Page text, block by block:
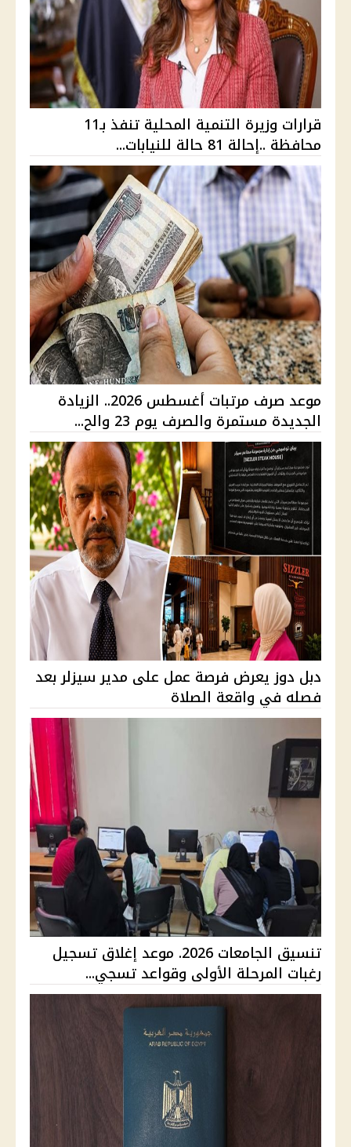
قرارات وزيرة التنمية المحلية تنفذ بـ11
محافظة ..إحالة 81 حالة للنيابات...
موعد صرف مرتبات أغسطس 2026.. الزيادة
الجديدة مستمرة والصرف يوم 23 والح...
دبل دوز يعرض فرصة عمل على مدير سيزلر بعد
فصله في واقعة الصلاة
تنسيق الجامعات 2026. موعد إغلاق تسجيل
رغبات المرحلة الأولى وقواعد تسجي...